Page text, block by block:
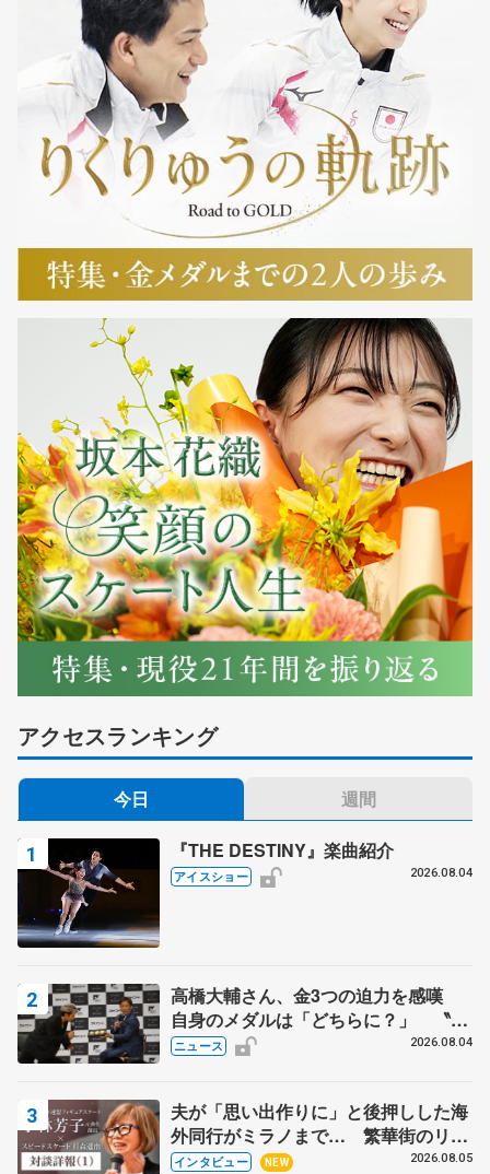
アクセスランキング
今日 週間
『THE DESTINY』楽曲紹介
アイスショー 2026.08.04
高橋大輔さん、金3つの迫力を感嘆
自身のメダルは「どちらに？」 〝リ
ス兄弟〟オリンピック3連覇の野村忠
ニュース 2026.08.04
夫が「思い出作りに」と後押しした海
外同行がミラノまで… 繁華街のリン
クでは不良のお兄さんも味方に 小林
インタビュー NEW 2026.08.05